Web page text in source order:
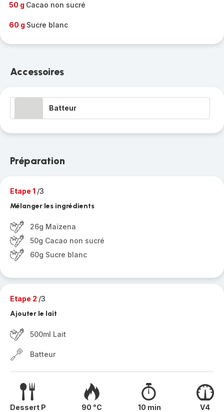
50 g Cacao non sucré
60 g Sucre blanc
Accessoires
Batteur
Préparation
Etape 1 /3
Mélanger les ingrédients
26g Maïzena
50g Cacao non sucré
60g Sucre blanc
Etape 2 /3
Ajouter le lait
500ml Lait
Batteur
Dessert P 90 °C 10 min V4